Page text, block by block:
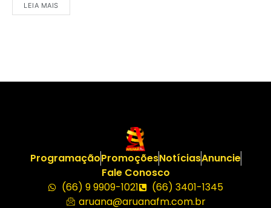
LEIA MAIS
ProgramaçãoPromoçõesNotíciasAnuncie
Fale Conosco
(66) 9 9909-1021
(66) 3401-1345
aruana@aruanafm.com.br